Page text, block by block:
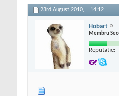
23rd August 2010, 14:12
Hobart
Membru
Reputatie: